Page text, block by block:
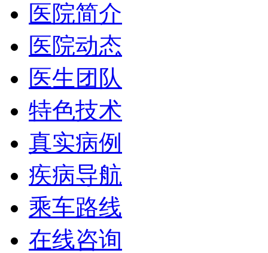
医院简介
医院动态
医生团队
特色技术
真实病例
疾病导航
乘车路线
在线咨询